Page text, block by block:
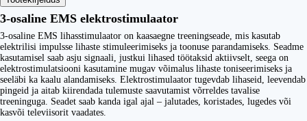
3-osaline EMS elektrostimulaator
3-osaline EMS lihasstimulaator on kaasaegne treeningseade, mis kasutab
elektrilisi impulsse lihaste stimuleerimiseks ja toonuse parandamiseks. Seadme
kasutamisel saab asju signaali, justkui lihased töötaksid aktiivselt, seega on
elektrostimulatsiooni kasutamine mugav võimalus lihaste toniseerimiseks ja
seeläbi ka kaalu alandamiseks. Elektrostimulaator tugevdab lihaseid, leevendab
pingeid ja aitab kiirendada tulemuste saavutamist võrreldes tavalise
treeninguga. Seadet saab kanda igal ajal – jalutades, koristades, lugedes või
kasvõi televiisorit vaadates.